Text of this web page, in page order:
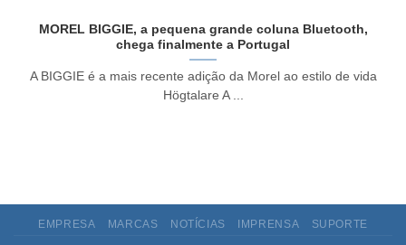
MOREL BIGGIE, a pequena grande coluna Bluetooth,
chega finalmente a Portugal
A BIGGIE é a mais recente adição da Morel ao estilo de vida
Högtalare A ...
EMPRESA MARCAS NOTÍCIAS IMPRENSA SUPORTE